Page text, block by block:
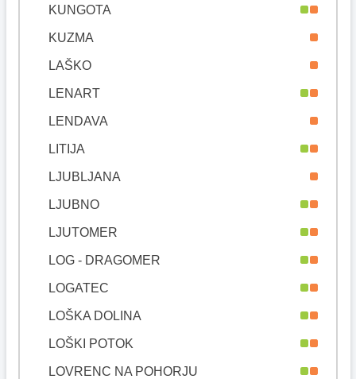
KUNGOTA
KUZMA
LAŠKO
LENART
LENDAVA
LITIJA
LJUBLJANA
LJUBNO
LJUTOMER
LOG - DRAGOMER
LOGATEC
LOŠKA DOLINA
LOŠKI POTOK
LOVRENC NA POHORJU